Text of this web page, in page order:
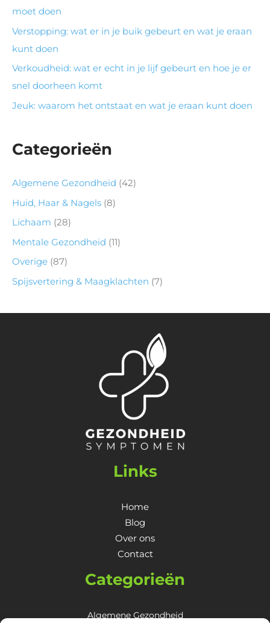
moet doen
Verstopping: wat er in je buik gebeurt en wat je eraan
kunt doen
Verkoudheid: wat er echt in je lijf gebeurt en hoe je er
snel doorheen komt
Jeuk: waarom het ontstaat en wat je eraan kunt doen
Categorieën
Algemene Gezondheid (42)
Huid, Haar & Nagels (8)
Lichaam (28)
Mentale Gezondheid (11)
Overige (87)
Spijsvertering & Maagklachten (7)
Links
Home
Blog
Over ons
Contact
Categorieën
Algemene Gezondheid